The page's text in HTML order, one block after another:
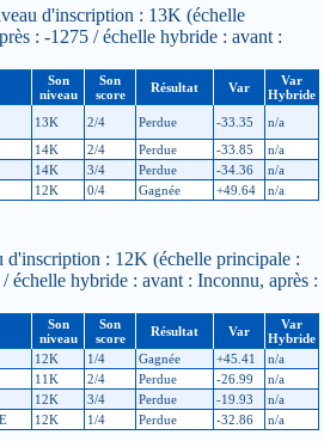
d'inscription : 13K (échelle
: -1275 / échelle hybride : avant :
Son
niveau
Son
score
Résultat Var
Var
Hybride
13K 2/4 Perdue -33.35
n/a
14K 2/4 Perdue -33.85
n/a
14K 3/4 Perdue -34.36
n/a
12K 0/4 Gagnée +49.64 n/a
: 12K (échelle principale :
échelle hybride : avant : Inconnu, après :
Son
niveau
Son
score
Résultat Var
Var
Hybride
12K 1/4 Gagnée +45.41
n/a
11K 2/4 Perdue -26.99
n/a
12K 3/4 Perdue -19.93
n/a
12K 1/4 Perdue -32.86 n/a